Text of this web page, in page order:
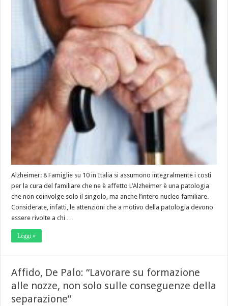
Alzheimer: 8 Famiglie su 10 in Italia si assumono integralmente i costi
per la cura del familiare che ne è affetto L’Alzheimer è una patologia
che non coinvolge solo il singolo, ma anche l’intero nucleo familiare.
Considerate, infatti, le attenzioni che a motivo della patologia devono
essere rivolte a chi …
Leggi »
Affido, De Palo: “Lavorare su formazione
alle nozze, non solo sulle conseguenze della
separazione”